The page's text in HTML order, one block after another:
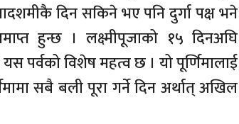
दिन सकिने भए पनि दुर्गा पक्ष भने
हुन्छ । लक्ष्मीपूजाको १५ दिनअघि
पर्वको विशेष महत्व छ । यो पूर्णिमालाई
सबै बली पूरा गर्ने दिन अर्थात् अखिल